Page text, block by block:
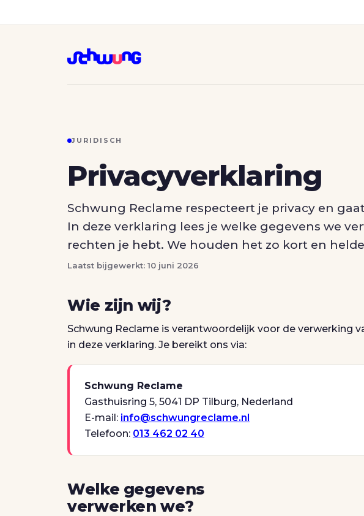
JURIDISCH
Privacyverklaring
Schwung Reclame respecteert je privacy en
In deze verklaring lees je welke gegevens we
rechten je hebt. We houden het zo kort en
Laatst bijgewerkt: 10 juni 2026
Wie zijn wij?
Schwung Reclame is verantwoordelijk voor de verwerking
in deze verklaring. Je bereikt ons via:
Schwung Reclame
Gasthuisring 5, 5041 DP Tilburg, Nederland
E-mail: info@schwungreclame.nl
Telefoon: 013 462 02 40
Welke gegevens
verwerken we?